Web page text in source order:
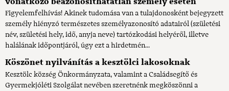
vonatkozó beazonosíthatatlan személy esetén
Figyelemfelhívás! Akinek tudomása van a tulajdonosként bejegyzett
személy hiényzó természetes személyazonosító adatairól (születési
név, születési hely, idő, anyja neve) tartózkodási helyéről, illetve
halálának időpontjáról, úgy ezt a hirdetmén...
Köszönet nyilvánítás a kesztölci lakosoknak
Kesztölc község Önkormányzata, valamint a Családsegítő és
Gyermekjóléti Szolgálat nevében szeretnénk megköszönni a